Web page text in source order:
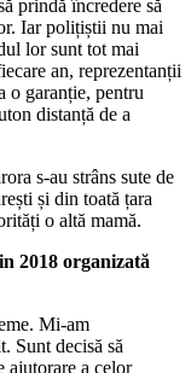
prindă încredere să
Iar polițiștii nu mai
lor sunt tot mai
an, reprezentanții
o garanție, pentru
distanță de a
s-au strâns sute de
și din toată țara
o altă mamă.
2018 organizată
Mi-am
Sunt decisă să
ajutorare a celor